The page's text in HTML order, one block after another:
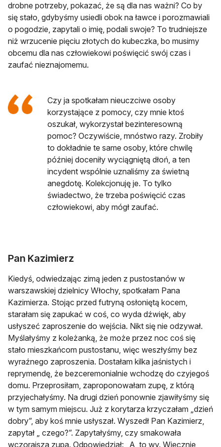
drobne potrzeby, pokazać, że są dla nas ważni? Co by
się stało, gdybyśmy usiedli obok na ławce i porozmawiali
o pogodzie, zapytali o imię, podali swoje? To trudniejsze
niż wrzucenie pięciu złotych do kubeczka, bo musimy
obcemu dla nas człowiekowi poświęcić swój czas i
zaufać nieznajomemu.
Czy ja spotkałam nieuczciwe osoby
korzystające z pomocy, czy mnie ktoś
oszukał, wykorzystał bezinteresowną
pomoc? Oczywiście, mnóstwo razy. Zrobiły
to dokładnie te same osoby, które chwilę
później doceniły wyciągniętą dłoń, a ten
incydent wspólnie uznaliśmy za świetną
anegdotę. Kolekcjonuję je. To tylko
świadectwo, że trzeba poświęcić czas
człowiekowi, aby mógł zaufać.
Pan Kazimierz
Kiedyś, odwiedzając zimą jeden z pustostanów w
warszawskiej dzielnicy Włochy, spotkałam Pana
Kazimierza. Stojąc przed futryną osłoniętą kocem,
starałam się zapukać w coś, co wyda dźwięk, aby
usłyszeć zaproszenie do wejścia. Nikt się nie odzywał.
Myślałyśmy z koleżanką, że może przez noc coś się
stało mieszkańcom pustostanu, więc weszłyśmy bez
wyraźnego zaproszenia. Dostałam kilka jaśnistych i
reprymendę, że bezceremonialnie wchodzę do czyjegoś
domu. Przeprosiłam, zaproponowałam zupę, z którą
przyjechałyśmy. Na drugi dzień ponownie zjawiłyśmy się
w tym samym miejscu. Już z korytarza krzyczałam „dzień
dobry”, aby koś mnie usłyszał. Wyszedł Pan Kazimierz,
zapytał „ czego?”. Zapytałyśmy, czy smakowała
wczorajsza zupa. Odpowiedział: „A, to wy. Wiecznie